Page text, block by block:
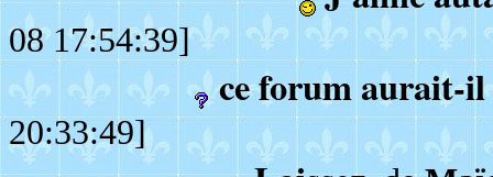
08 17:54:39]
ce forum aurait-il
20:33:49]